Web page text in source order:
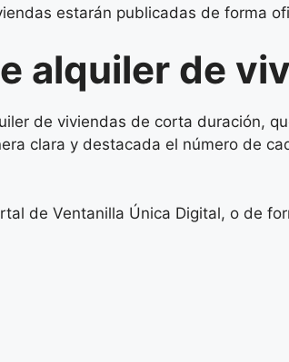
estarán publicadas de forma
alquiler de
de viviendas de corta duración,
clara y destacada el número de
de Ventanilla Única Digital, o de